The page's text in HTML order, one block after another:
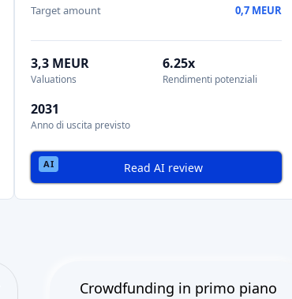
Target amount 0,7 MEUR
3,3 MEUR
Valuations
6.25x
Rendimenti potenziali
2031
Anno di uscita previsto
Read AI review
Crowdfunding in primo piano